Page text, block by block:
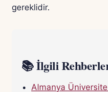
gereklidir.
📚 İlgili
Almanya